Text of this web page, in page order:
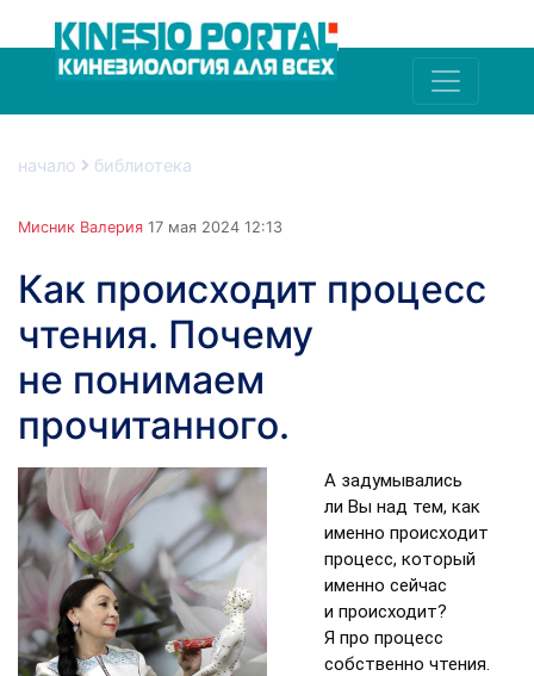
начало библиотека
Мисник Валерия 17 мая 2024 12:13
Как происходит процесс
чтения. Почему
не понимаем
прочитанного.
А задумывались
ли Вы над тем, как
именно происходит
процесс, который
именно сейчас
и происходит?
Я про процесс
собственно чтения.